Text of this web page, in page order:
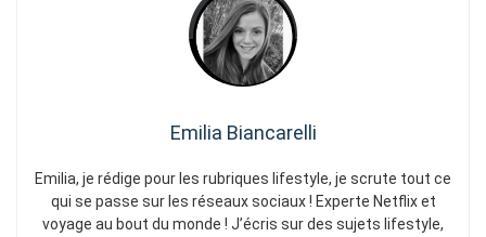
Emilia Biancarelli
Emilia, je rédige pour les rubriques lifestyle, je scrute tout ce
qui se passe sur les réseaux sociaux ! Experte Netflix et
voyage au bout du monde ! J’écris sur des sujets lifestyle,